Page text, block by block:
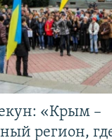
«Крым –
регион,